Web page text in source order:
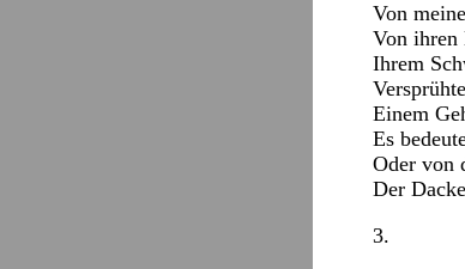
Von
Von ihren
Ihrem
Einem
Es
Oder von
Der
3.